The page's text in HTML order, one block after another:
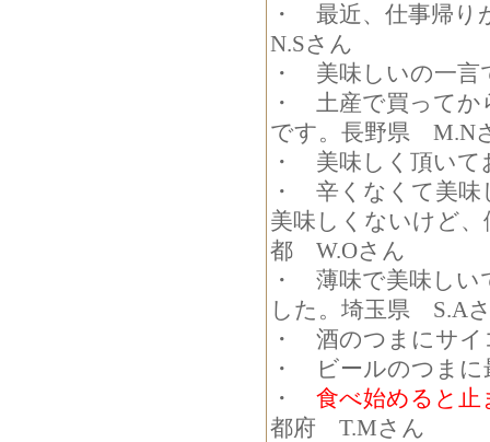
・ 最近、仕事帰
N.Sさん
・ 美味しいの一
・ 土産で買ってか
です。長野県 M.N
・ 美味しく頂い
・ 辛くなくて美味
美味しくないけど
都 W.Oさん
・ 薄味で美味しい
した。埼玉県 S.A
・ 酒のつまにサ
・ ビールのつま
・ 食べ始めると
都府 T.Mさん